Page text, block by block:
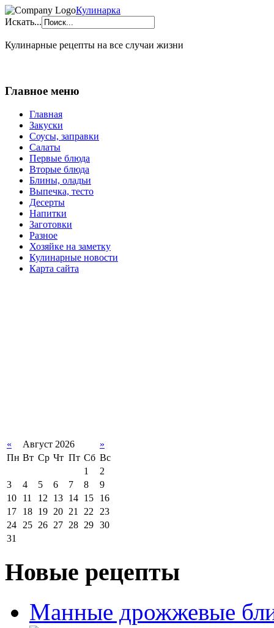
Кулинарка
Искать...
Кулинарные рецепты на все случаи жизни
Главное меню
Главная
Закуски
Соусы, заправки
Салаты
Первые блюда
Вторые блюда
Блины, оладьи
Выпечка, тесто
Десерты
Напитки
Заготовки
Разное
Хозяйке на заметку
Кулинарные новости
Карта сайта
« Август 2026
»
Пн Вт Ср Чт Пт Сб Вс
1
2
3
4 5 6 7 8
9
10
11 12 13 14 15
16
17
18 19 20 21 22 23
24 25 26 27 28 29 30
31
Новые рецепты
Манные дрожжевые